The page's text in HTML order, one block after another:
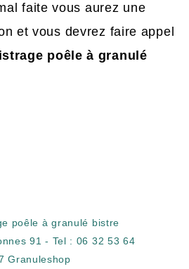
faite vous aurez une
et vous devrez faire appel
poêle à granulé